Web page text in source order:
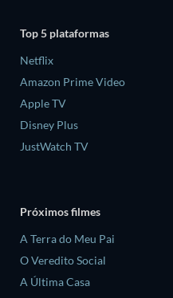
Top 5 plataformas
Netflix
Amazon Prime Video
Apple TV
Disney Plus
JustWatch TV
Próximos filmes
A Terra do Meu Pai
O Veredito Social
A Última Casa